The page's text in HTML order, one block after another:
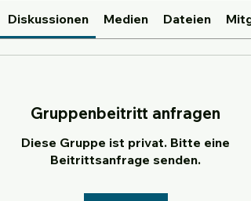
Diskussionen Medien Dateien
Gruppenbeitritt anfragen
Diese Gruppe ist privat. Bitte eine
Beitrittsanfrage senden.